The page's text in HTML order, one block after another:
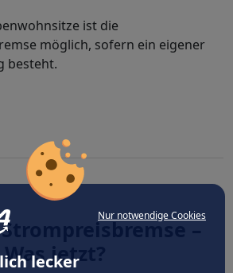
Nur notwendige Cookies
lecker
ist die
möglich, sofern ein eigener
besteht.
–
Was jetzt?